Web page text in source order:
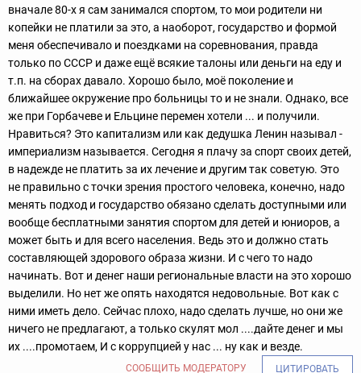
вначале 80-х я сам занимался спортом, то мои родители ни
копейки не платили за это, а наоборот, государство и формой
меня обеспечивало и поездками на соревнования, правда
только по СССР и даже ещё всякие талоны или деньги на еду и
т.п. на сборах давало. Хорошо было, моё поколение и
ближайшее окружение про больницы то и не знали. Однако, все
же при Горбачеве и Ельцине перемен хотели ... и получили.
Нравиться? Это капитализм или как дедушка Ленин называл -
империализм называется. Сегодня я плачу за спорт своих детей,
в надежде не платить за их лечение и другим так советую. Это
не правильно с точки зрения простого человека, конечно, надо
менять подход и государство обязано сделать доступными или
вообще бесплатными занятия спортом для детей и юниоров, а
может быть и для всего населения. Ведь это и должно стать
составляющей здорового образа жизни. И с чего то надо
начинать. Вот и денег наши региональные власти на это хорошо
выделили. Но нет же опять находятся недовольные. Вот как с
ними иметь дело. Сейчас плохо, надо сделать лучше, но они же
ничего не предлагают, а только скулят мол ....дайте денег и мы
их ....промотаем, И с коррупцией у нас ... ну как и везде.
СООБЩИТЬ МОДЕРАТОРУ ЦИТИРОВАТЬ